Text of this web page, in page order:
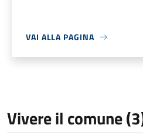
VAI ALLA PAGINA
Vivere il comune